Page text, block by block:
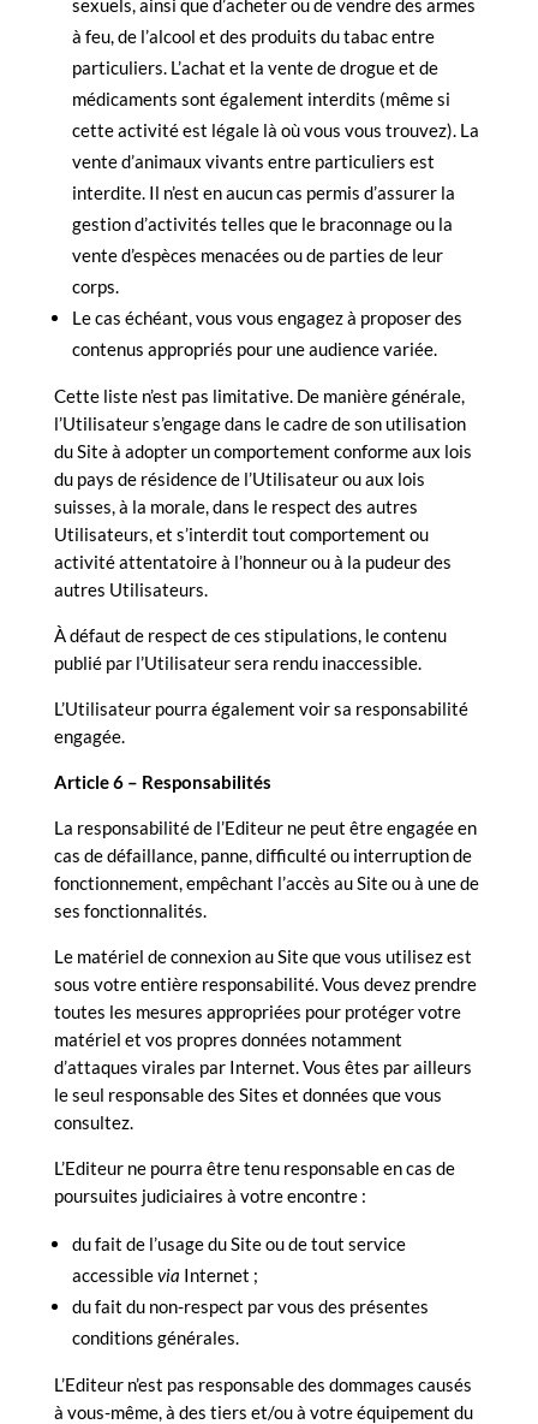
sexuels, ainsi que d’acheter ou de vendre des armes
à feu, de l’alcool et des produits du tabac entre
particuliers. L’achat et la vente de drogue et de
médicaments sont également interdits (même si
cette activité est légale là où vous vous trouvez). La
vente d’animaux vivants entre particuliers est
interdite. Il n’est en aucun cas permis d’assurer la
gestion d’activités telles que le braconnage ou la
vente d’espèces menacées ou de parties de leur
corps.
Le cas échéant, vous vous engagez à proposer des
contenus appropriés pour une audience variée.
Cette liste n’est pas limitative. De manière générale,
l’Utilisateur s’engage dans le cadre de son utilisation
du Site à adopter un comportement conforme aux lois
du pays de résidence de l’Utilisateur ou aux lois
suisses, à la morale, dans le respect des autres
Utilisateurs, et s’interdit tout comportement ou
activité attentatoire à l’honneur ou à la pudeur des
autres Utilisateurs.
À défaut de respect de ces stipulations, le contenu
publié par l’Utilisateur sera rendu inaccessible.
L’Utilisateur pourra également voir sa responsabilité
engagée.
Article 6 – Responsabilités
La responsabilité de l’Editeur ne peut être engagée en
cas de défaillance, panne, difficulté ou interruption de
fonctionnement, empêchant l’accès au Site ou à une de
ses fonctionnalités.
Le matériel de connexion au Site que vous utilisez est
sous votre entière responsabilité. Vous devez prendre
toutes les mesures appropriées pour protéger votre
matériel et vos propres données notamment
d’attaques virales par Internet. Vous êtes par ailleurs
le seul responsable des Sites et données que vous
consultez.
L’Editeur ne pourra être tenu responsable en cas de
poursuites judiciaires à votre encontre :
du fait de l’usage du Site ou de tout service
accessiblevia Internet ;
du fait du non-respect par vous des présentes
conditions générales.
L’Editeur n’est pas responsable des dommages causés
à vous-même, à des tiers et/ou à votre équipement du